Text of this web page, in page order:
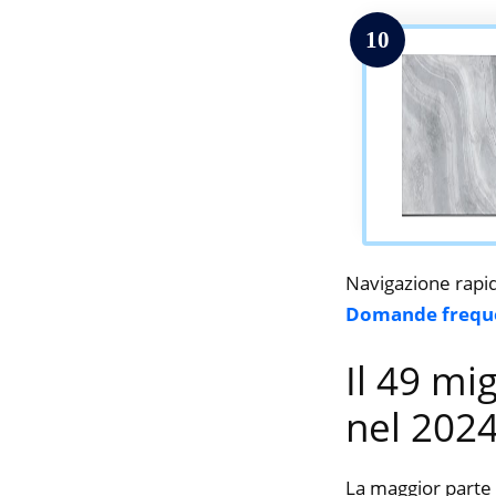
10
Navigazione
Domande
Il 49
nel
La maggior